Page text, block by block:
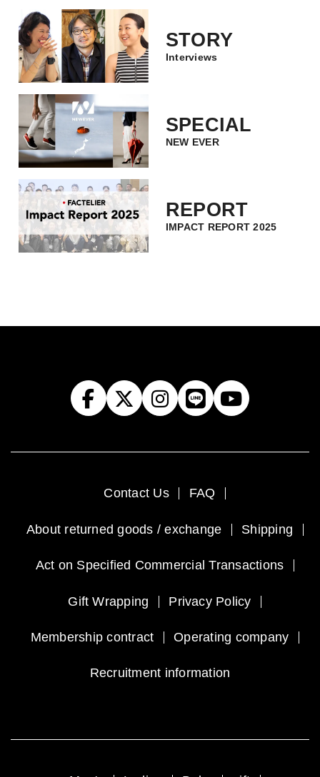
STORY
Interviews
SPECIAL
NEW EVER
REPORT
IMPACT REPORT 2025
Contact Us FAQ
About returned goods / exchange Shipping
Act on Specified Commercial Transactions
Gift Wrapping Privacy Policy
Membership contract Operating company
Recruitment information